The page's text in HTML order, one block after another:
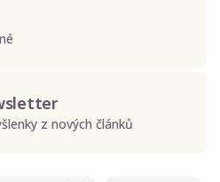
z nových článků